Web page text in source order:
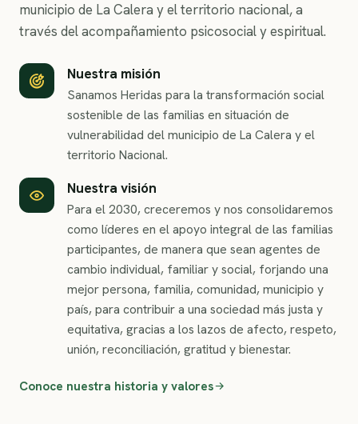
municipio de La Calera y el territorio nacional, a
través del acompañamiento psicosocial y espiritual.
Nuestra misión
Sanamos Heridas para la transformación social
sostenible de las familias en situación de
vulnerabilidad del municipio de La Calera y el
territorio Nacional.
Nuestra visión
Para el 2030, creceremos y nos consolidaremos
como líderes en el apoyo integral de las familias
participantes, de manera que sean agentes de
cambio individual, familiar y social, forjando una
mejor persona, familia, comunidad, municipio y
país, para contribuir a una sociedad más justa y
equitativa, gracias a los lazos de afecto, respeto,
unión, reconciliación, gratitud y bienestar.
Conoce nuestra historia y valores